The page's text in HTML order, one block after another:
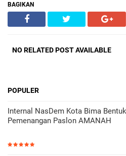
BAGIKAN
NO RELATED POST AVAILABLE
POPULER
Internal NasDem Kota Bima
Pemenangan Paslon AMANAH